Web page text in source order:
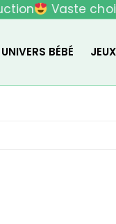
Vaste
UNIVERS BÉBÉ